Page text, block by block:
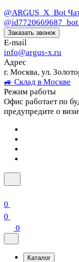
@ARGUS_X_Bot
@id7720669687_bot
Заказать звонок
E-mail
info@argus-x.ru
Адрес
г. Москва, ул.
🚙 Склад в Москве
Режим работы
Офис работает по
предупредите о
0
0
0
Каталог